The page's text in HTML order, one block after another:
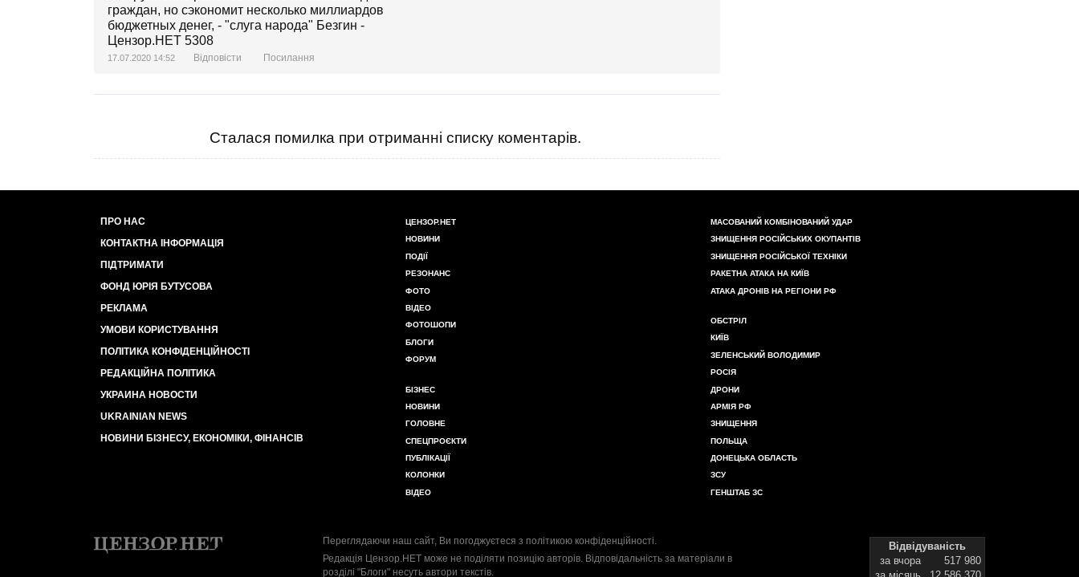
17.07.2020 14:52 Відповісти Посилання
Сталася помилка при отриманні списку коментарів.
ПРО НАС
КОНТАКТНА ІНФОРМАЦІЯ
ПІДТРИМАТИ
ФОНД ЮРІЯ БУТУСОВА
РЕКЛАМА
УМОВИ КОРИСТУВАННЯ
ПОЛІТИКА КОНФІДЕНЦІЙНОСТІ
РЕДАКЦІЙНА ПОЛІТИКА
УКРАИНА НОВОСТИ
UKRAINIAN NEWS
НОВИНИ БІЗНЕСУ, ЕКОНОМІКИ, ФІНАНСІВ
ЦЕНЗОР.НЕТ
НОВИНИ
ПОДІЇ
РЕЗОНАНС
ФОТО
ВІДЕО
ФОТОШОПИ
БЛОГИ
ФОРУМ
БІЗНЕС
НОВИНИ
ГОЛОВНЕ
СПЕЦПРОЄКТИ
ПУБЛІКАЦІЇ
КОЛОНКИ
ВІДЕО
МАСОВАНИЙ КОМБІНОВАНИЙ УДАР
ЗНИЩЕННЯ РОСІЙСЬКИХ ОКУПАНТІВ
ЗНИЩЕННЯ РОСІЙСЬКОЇ ТЕХНІКИ
РАКЕТНА АТАКА НА КИЇВ
АТАКА ДРОНІВ НА РЕГІОНИ РФ
ОБСТРІЛ
КИЇВ
ЗЕЛЕНСЬКИЙ ВОЛОДИМИР
РОСІЯ
ДРОНИ
АРМІЯ РФ
ЗНИЩЕННЯ
ПОЛЬЩА
ДОНЕЦЬКА ОБЛАСТЬ
ЗСУ
ГЕНШТАБ ЗС
Переглядаючи наш сайт, Ви погоджуєтеся з політикою конфіденційності.
Редакція Цензор.НЕТ може не поділяти позицію авторів. Відповідальність за матеріали в
розділі "Блоги" несуть автори текстів.
Відвідуваність
за вчора
517 980